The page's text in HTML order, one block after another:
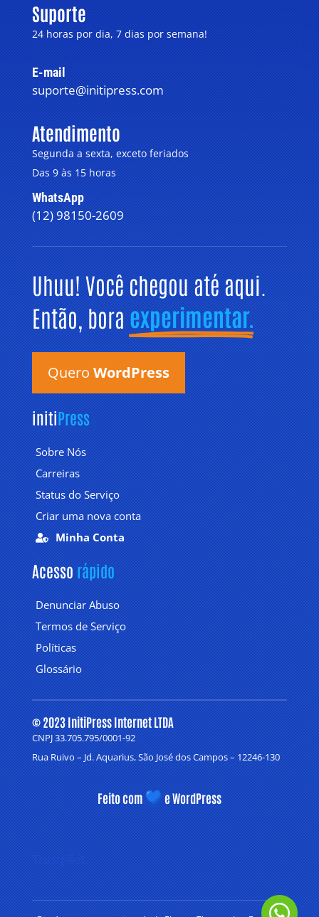
Suporte
24 horas por dia, 7 dias por semana!
E-mail
suporte@initipress.com
Atendimento
Segunda a sexta, exceto feriados
Das 9 às 15 horas
WhatsApp
(12) 98150-2609
Uhuu! Você chegou até aqui.
Então, bora experimentar.
Quero WordPress
initiPress
Sobre Nós
Carreiras
Status do Serviço
Criar uma nova conta
 Minha Conta
Acesso rápido
Denunciar Abuso
Termos de Serviço
Políticas
Glossário
© 2023 InitiPress Internet LTDA
CNPJ 33.705.795/0001-92
Rua Ruivo – Jd. Aquarius, São José dos Campos – 12246-130
Feito com e WordPress
Trustpilot